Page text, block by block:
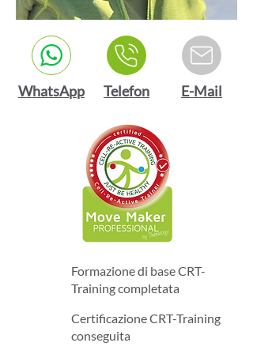
WhatsApp Telefon E-Mail
Formazione di base CRT-
Training completata
Certificazione CRT-Training
conseguita